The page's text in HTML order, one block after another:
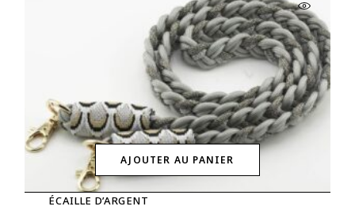
AJOUTER AU PANIER
ÉCAILLE D’ARGENT